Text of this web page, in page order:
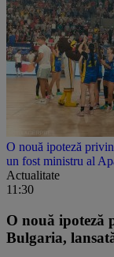
O nouă ipoteză
un fost ministru al
Actualitate
11:30
O nouă ipoteză
Bulgaria,